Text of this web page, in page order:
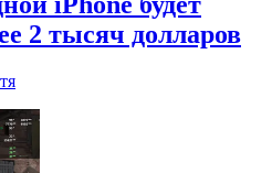
2 тысяч долларов